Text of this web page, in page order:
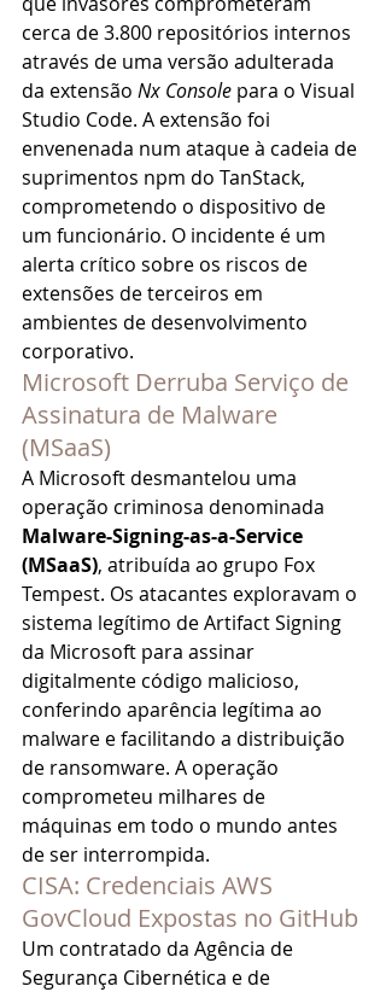
cerca de 3.800 repositórios internos
através de uma versão adulterada
da extensão Nx Console para o Visual
Studio Code. A extensão foi
envenenada num ataque à cadeia de
suprimentos npm do TanStack,
comprometendo o dispositivo de
um funcionário. O incidente é um
alerta crítico sobre os riscos de
extensões de terceiros em
ambientes de desenvolvimento
corporativo.
Microsoft Derruba Serviço de
Assinatura de Malware
(MSaaS)
A Microsoft desmantelou uma
operação criminosa denominada
Malware-Signing-as-a-Service
(MSaaS), atribuída ao grupo Fox
Tempest. Os atacantes exploravam o
sistema legítimo de Artifact Signing
da Microsoft para assinar
digitalmente código malicioso,
conferindo aparência legítima ao
malware e facilitando a distribuição
de ransomware. A operação
comprometeu milhares de
máquinas em todo o mundo antes
de ser interrompida.
CISA: Credenciais AWS
GovCloud Expostas no GitHub
Um contratado da Agência de
Segurança Cibernética e de